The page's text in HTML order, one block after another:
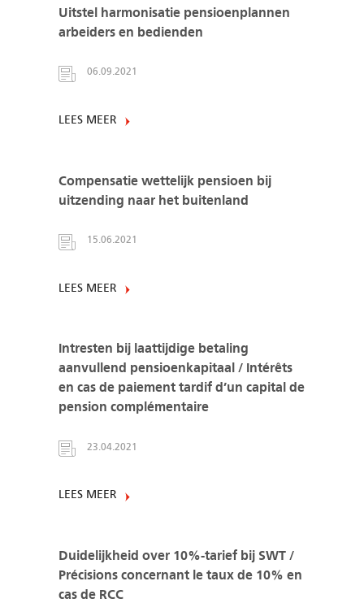
Uitstel harmonisatie pensioenplannen
arbeiders en bedienden
06.09.2021
LEES MEER
Compensatie wettelijk pensioen bij
uitzending naar het buitenland
15.06.2021
LEES MEER
Intresten bij laattijdige betaling
aanvullend pensioenkapitaal / Intérêts
en cas de paiement tardif d’un capital de
pension complémentaire
23.04.2021
LEES MEER
Duidelijkheid over 10%-tarief bij SWT /
Précisions concernant le taux de 10% en
cas de RCC